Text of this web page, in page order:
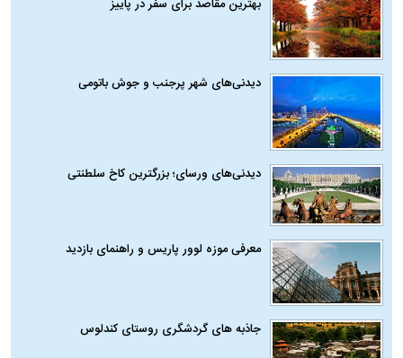
بهترین مقاصد برای سفر در پاییز
دیدنی‌های شهر پرجنب و جوش باتومی
دیدنی‌های ورسای؛ بزرگترین کاخ سلطنتی
معرفی موزه لوور پاریس و راهنمای بازدید
جاذبه های گردشگری روستای کندلوس